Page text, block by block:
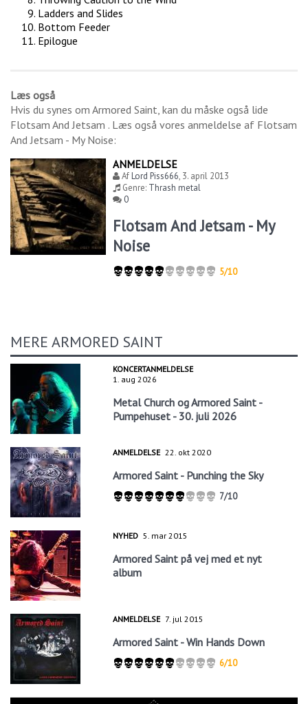
Ladders and Slides
Bottom Feeder
Epilogue
Læs også
Hvis du synes om Armored Saint, kan du måske også lide
Flotsam And Jetsam . Læs også vores anmeldelse af Flotsam
And Jetsam - My Noise:
ANMELDELSE
AfLord Piss666, 3. april 2013
Genre: Thrash metal
0
Flotsam And Jetsam - My
Noise
5/10
MERE ARMORED SAINT
KONCERTANMELDELSE
1. aug 2026
Metal Church og Armored Saint -
Pumpehuset - 30. juli 2026
ANMELDELSE 22. okt 2020
Armored Saint - Punching the Sky
7/10
NYHED 5. mar 2015
Armored Saint på vej med et nyt
album
ANMELDELSE 7. jul 2015
Armored Saint - Win Hands Down
6/10